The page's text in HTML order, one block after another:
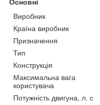
Основні
Виробник
Країна виробник
Призначення
Тип
Конструкція
Максимальна вага
користувача
Потужність двигуна, л. с